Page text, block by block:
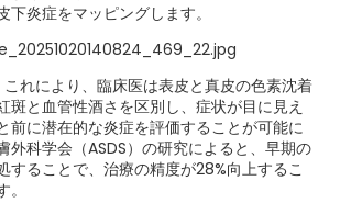
下炎症をマッピングします。
これにより、臨床医は表皮と真皮の色素沈着
斑と血管性酒さを区別し、症状が目に見え
前に潜在的な炎症を評価することが可能に
外科学会（ASDS）の研究によると、早期の
することで、治療の精度が28%向上するこ